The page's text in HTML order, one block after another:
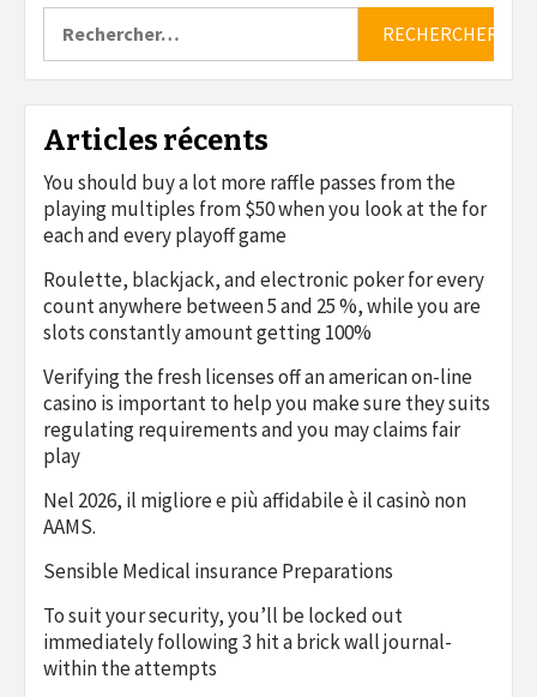
Articles récents
You should buy a lot more raffle passes from the
playing multiples from $50 when you look at the for
each and every playoff game
Roulette, blackjack, and electronic poker for every
count anywhere between 5 and 25 %, while you are
slots constantly amount getting 100%
Verifying the fresh licenses off an american on-line
casino is important to help you make sure they suits
regulating requirements and you may claims fair
play
Nel 2026, il migliore e più affidabile è il casinò non
AAMS.
Sensible Medical insurance Preparations
To suit your security, you’ll be locked out
immediately following 3 hit a brick wall journal-
within the attempts